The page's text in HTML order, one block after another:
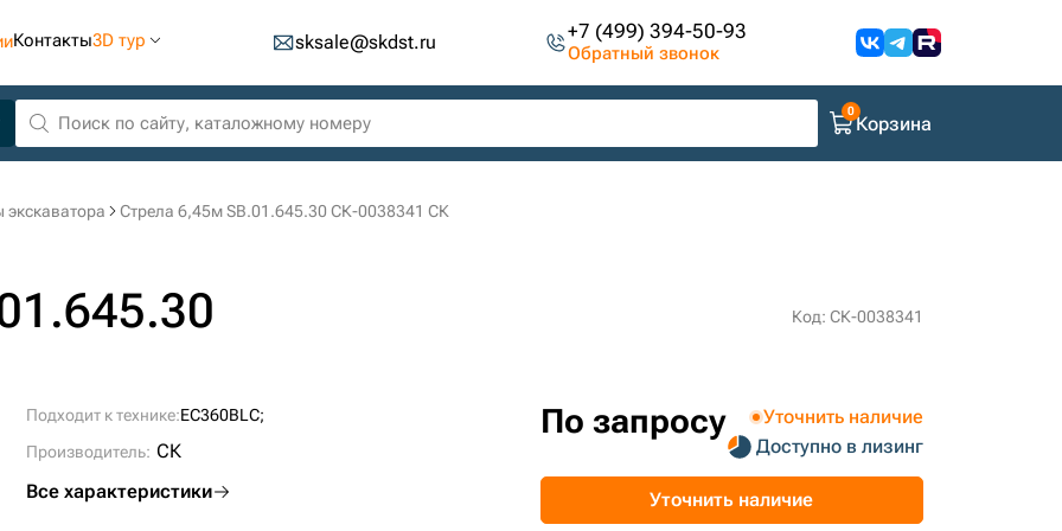
Контакты3D тур sksale@skdst.ru +7 (499) 394-50-93
Обратный звонок
Корзина
экскаватора Стрела 6,45м SB.01.645.30 СК-0038341 СК
Код: СК-0038341
Подходит к технике:EC360BLC;
Производитель: СК
Все характеристики
По запросу
Уточнить наличие
Доступно в лизинг
Уточнить наличие